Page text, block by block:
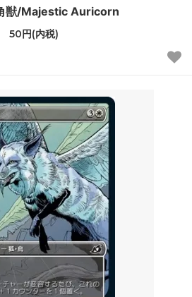
獣/Majestic Auricorn
50円(内税)